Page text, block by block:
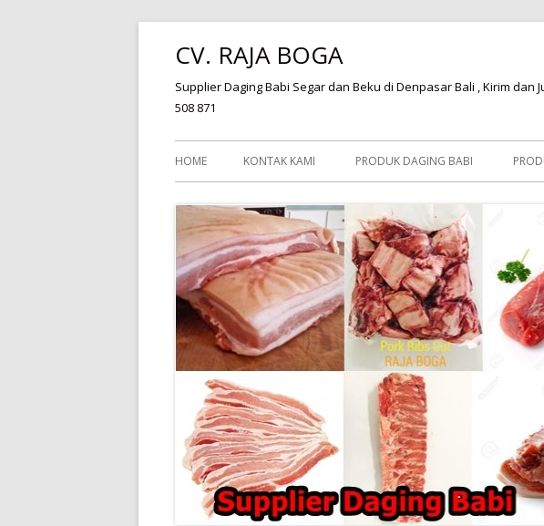
CV. RAJA BOGA
Supplier Daging Babi Segar dan Beku di Denpasar Bali , Kirim dan
508 871
Primary
Menu
HOME KONTAK KAMI PRODUK DAGING BABI